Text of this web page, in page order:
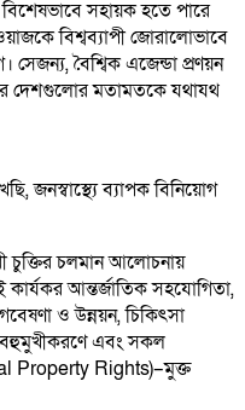
সহায়ক হতে পারে
বিশ্বব্যাপী জোরালোভাবে
বৈশ্বিক এজেন্ডা প্রণয়ন
দেশগুলোর মতামতকে যথাযথ
জনস্বাস্থ্যে ব্যাপক বিনিয়োগ
চুক্তির চলমান আলোচনায়
কার্যকর আন্তর্জাতিক সহযোগিতা,
গবেষণা ও উন্নয়ন, চিকিৎসা
বহুমুখীকরণে এবং সকল
Property Rights)–মুক্ত